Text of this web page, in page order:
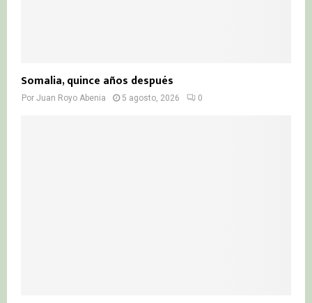
Somalia, quince años después
Por Juan Royo Abenia 5 agosto, 2026 0